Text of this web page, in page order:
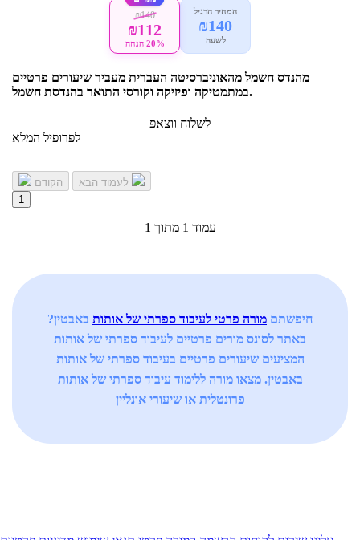
המחיר הרגיל
₪140
לשעה
₪140
₪112
20% הנחה
מהנדס חשמל מהאוניברסיטה העברית מעביר שיעורים פרטיים
במתמטיקה ופיזיקה וקורסי התואר בהנדסת חשמל.
לשלוח ווצאפ
לפרופיל המלא
הקודם
1
עמוד 1 מתוך 1
חיפשתם מורה פרטי לעיבוד ספרתי של אותות באבטין?
באתר לסונס מורים פרטיים לעיבוד ספרתי של אותות
המציעים שיעורים פרטיים בעיבוד ספרתי של אותות
באבטין. מצאו מורה ללימוד עיבוד ספרתי של אותות
פרונטלית או שיעורי אונליין